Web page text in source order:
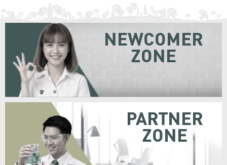
NEWCOMER
ZONE
PARTNER
ZONE